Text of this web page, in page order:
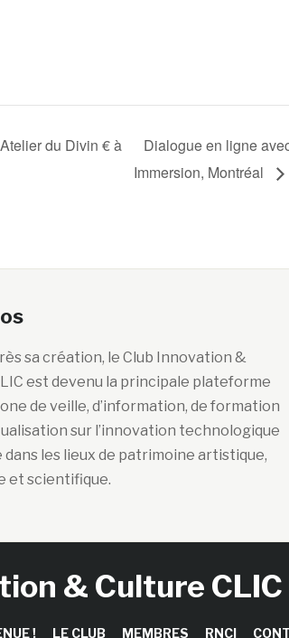
du Divin € à
Dialogue en ligne
Immersion, Montréal
sa création, le Club Innovation &
est devenu la principale plateforme
de veille, d’information, de formation
sur l’innovation technologique
dans les lieux de patrimoine artistique,
et scientifique.
& Culture
! LE CLUB MEMBRES RNCI